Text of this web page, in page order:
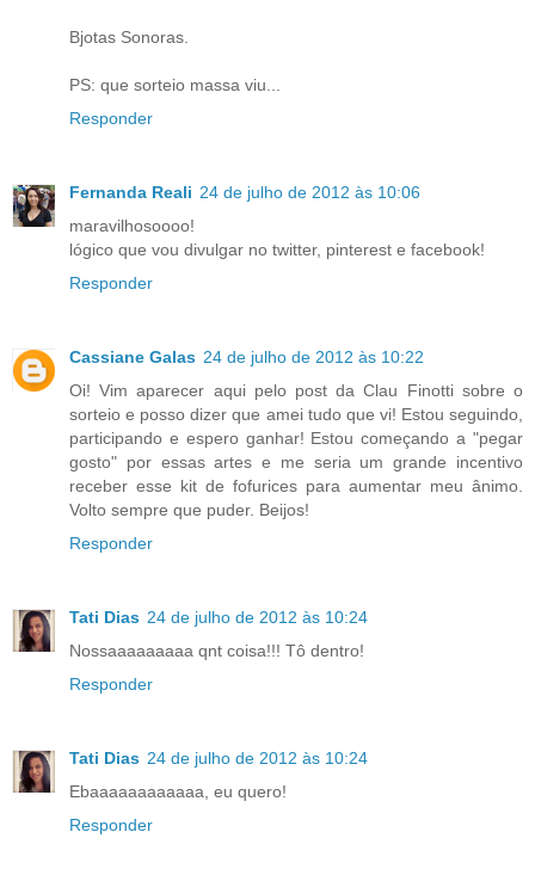
Bjotas Sonoras.
PS: que sorteio massa viu...
Responder
Fernanda Reali 24 de julho de 2012 às 10:06
maravilhosoooo!
lógico que vou divulgar no twitter, pinterest e facebook!
Responder
Cassiane Galas 24 de julho de 2012 às 10:22
Oi! Vim aparecer aqui pelo post da Clau Finotti sobre o
sorteio e posso dizer que amei tudo que vi! Estou seguindo,
participando e espero ganhar! Estou começando a "pegar
gosto" por essas artes e me seria um grande incentivo
receber esse kit de fofurices para aumentar meu ânimo.
Volto sempre que puder. Beijos!
Responder
Tati Dias 24 de julho de 2012 às 10:24
Nossaaaaaaaaa qnt coisa!!! Tô dentro!
Responder
Tati Dias 24 de julho de 2012 às 10:24
Ebaaaaaaaaaaaa, eu quero!
Responder